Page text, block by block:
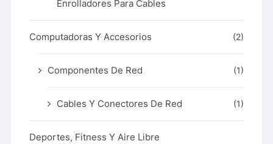
Enrolladores Para Cables
Computadoras Y Accesorios (2)
Componentes De Red (1)
Cables Y Conectores De Red (1)
Deportes, Fitness Y Aire Libre